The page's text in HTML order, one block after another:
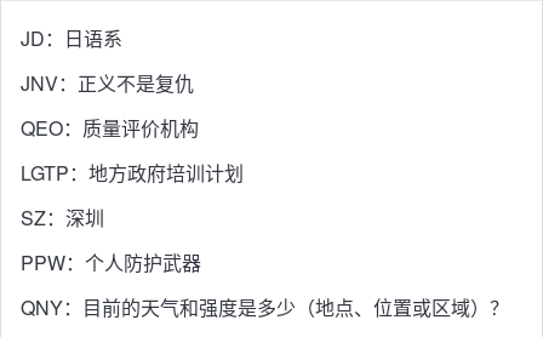
JD：日语系
JNV：正义不是复仇
QEO：质量评价机构
LGTP：地方政府培训计划
SZ：深圳
PPW：个人防护武器
QNY：目前的天气和强度是多少（地点、位置或区域）？